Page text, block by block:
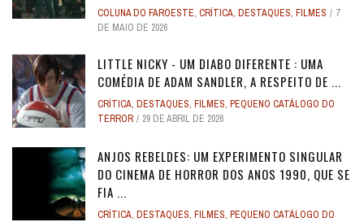
COLUNA DO FAROESTE, CRÍTICA, DESTAQUES, FILMES
7
DE MAIO DE 2026
LITTLE NICKY - UM DIABO DIFERENTE : UMA
COMÉDIA DE ADAM SANDLER, A RESPEITO DE ...
CRÍTICA, DESTAQUES, FILMES, PEQUENO CATÁLOGO DO
TERROR
29 DE ABRIL DE 2026
ANJOS REBELDES: UM EXPERIMENTO SINGULAR
DO CINEMA DE HORROR DOS ANOS 1990, QUE SE
FIA ...
CRÍTICA, DESTAQUES, FILMES, PEQUENO CATÁLOGO DO